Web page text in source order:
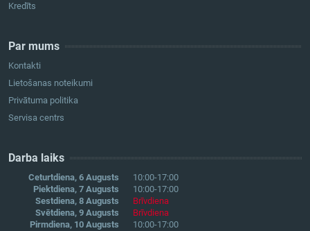
Kredīts
Par mums
Kontakti
Lietošanas noteikumi
Privātuma politika
Servisa centrs
Darba laiks
Ceturtdiena, 6 Augusts
10:00-17:00
Piektdiena, 7 Augusts
10:00-17:00
Sestdiena, 8 Augusts
Brīvdiena
Svētdiena, 9 Augusts
Brīvdiena
Pirmdiena, 10 Augusts
10:00-17:00